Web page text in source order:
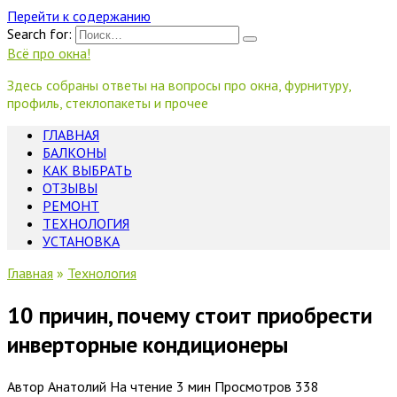
Перейти к содержанию
Search for:
Всё про окна!
Здесь собраны ответы на вопросы про окна, фурнитуру,
профиль, стеклопакеты и прочее
ГЛАВНАЯ
БАЛКОНЫ
КАК ВЫБРАТЬ
ОТЗЫВЫ
РЕМОНТ
ТЕХНОЛОГИЯ
УСТАНОВКА
Главная » Технология
10 причин, почему стоит приобрести
инверторные кондиционеры
Автор Анатолий На чтение 3 мин Просмотров 338